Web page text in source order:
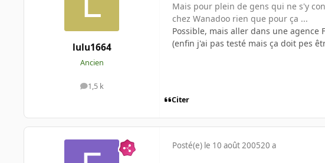
lulu1664
Ancien
1,5 k
messages
Mais pour plein de gens qui ne s'y
chez Wanadoo rien que pour ça ...
Possible, mais aller dans une agence
(enfin j'ai pas testé mais ça doit pes
Citer
Posté(e) le 10 août 200520 a